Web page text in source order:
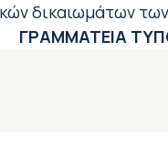
δικαιωμάτων
ΓΡΑΜΜΑΤΕΙΑ